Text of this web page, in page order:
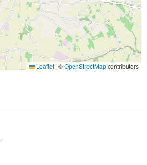
Leaflet | ©OpenStreetMapcontributors